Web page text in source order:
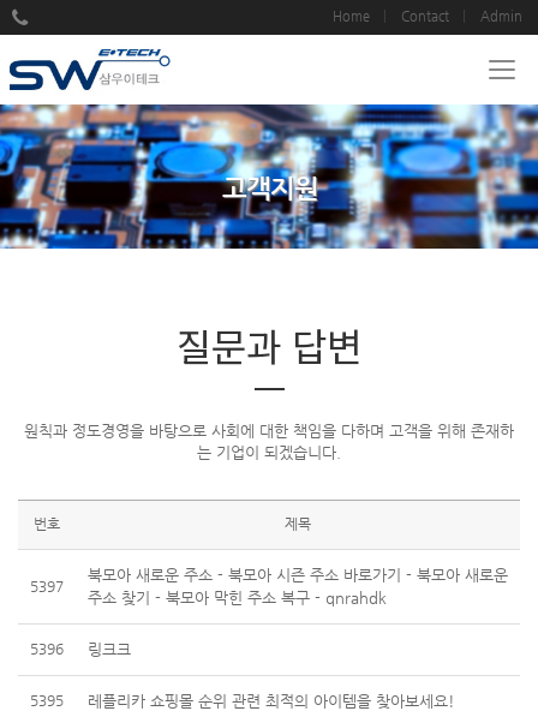
Home Contact Admin
고객지원
질문과 답변
원칙과 정도경영을 바탕으로 사회에 대한 책임을 다하며 고객을 위해 존재하
는 기업이 되겠습니다.
번호 제목
5397
북모아 새로운 주소 - 북모아 시즌 주소 바로가기 - 북모아 새로운
주소 찾기 - 북모아 막힌 주소 복구 - qnrahdk
5396 링크크
5395 레플리카 쇼핑몰 순위 관련 최적의 아이템을 찾아보세요!